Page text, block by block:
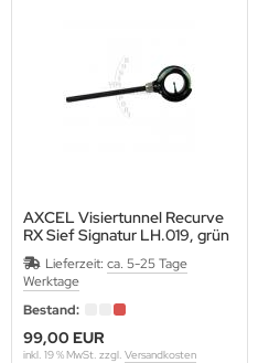
AXCEL Visiertunnel Recurve
RX Sief Signatur LH.019, grün
Gewinde 8/32"
Lieferzeit: ca. 5-25 Tage
Werktage
Bestand:
99,00 EUR
inkl. 19 % MwSt. zzgl. Versandkosten